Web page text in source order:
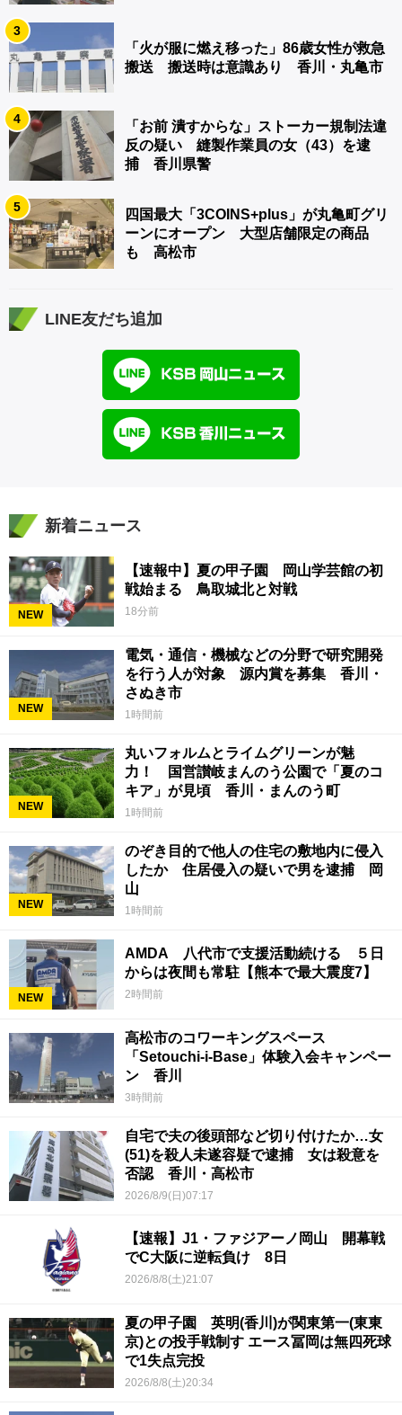
3
「火が服に燃え移った」86歳女性が救急
搬送 搬送時は意識あり 香川・丸亀市
4
「お前 潰すからな」ストーカー規制法違
反の疑い 縫製作業員の女（43）を逮
捕 香川県警
5
四国最大「3COINS+plus」が丸亀町グリ
ーンにオープン 大型店舗限定の商品
も 高松市
LINE友だち追加
新着ニュース
NEW
【速報中】夏の甲子園 岡山学芸館の初
戦始まる 鳥取城北と対戦
18分前
NEW
電気・通信・機械などの分野で研究開発
を行う人が対象 源内賞を募集 香川・
さぬき市
1時間前
NEW
丸いフォルムとライムグリーンが魅
力！ 国営讃岐まんのう公園で「夏のコ
キア」が見頃 香川・まんのう町
1時間前
NEW
のぞき目的で他人の住宅の敷地内に侵入
したか 住居侵入の疑いで男を逮捕 岡
山
1時間前
NEW
AMDA 八代市で支援活動続ける ５日
からは夜間も常駐【熊本で最大震度7】
2時間前
高松市のコワーキングスペース
「Setouchi-i-Base」体験入会キャンペー
ン 香川
3時間前
自宅で夫の後頭部など切り付けたか…女
(51)を殺人未遂容疑で逮捕 女は殺意を
否認 香川・高松市
2026/8/9(日)07:17
【速報】J1・ファジアーノ岡山 開幕戦
でC大阪に逆転負け 8日
2026/8/8(土)21:07
夏の甲子園 英明(香川)が関東第一(東東
京)との投手戦制す エース冨岡は無四死球
で1失点完投
2026/8/8(土)20:34